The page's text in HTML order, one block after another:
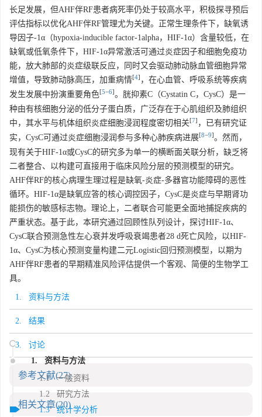
长足发展，但AHF伴RF患者病死率仍处于较高水平，积极探寻预后
评估指标以优化AHF伴RF管理尤为关键。正常生理条件下，缺氧诱
导因子-1α（hypoxia-inducible factor-1alpha，HIF-1α）含量较低，在
缺氧或低氧条件下，HIF-1α异常激活可通过炎症因子和细胞免疫功
能，放大肺部的炎症级联反应，同时又会驱动肺动脉血管细胞异常
增值，导致肺动脉高压，加重病情[4] ，在心血管、呼吸系统等疾病
发生发展中扮演重要角色[5−6]。胱抑素C（Cystatin C，CysC）是一
种由有核细胞分泌的低分子蛋白质，广泛存在于心肌组织及肺组织
中，其水平与机体组织炎症细胞浸润程度密切相关[7] ，已有研究证
实，CysC可通过炎症细胞浸润参与多种心肺疾病进展[8−9]。然而，
现有关于HIF-1α或CysC的研究多为单一的横断面关联分析，缺乏将
二者整合、以构建可直接用于临床风险分层的预测模型的研究。
AHF伴RF的核心病理生理过程是缺氧-炎症-多器官功能障碍的恶性
循环。HIF-1α是缺氧应答的核心调控因子，CysC是炎症与早期肾功
能损伤的敏感标志物。理论上，二者联合可能更全面地捕捉疾病的
严重状态。基于此，本研究通过回顾性队列设计，探讨HIF-1α、
CysC联合预测急性左心衰并发呼吸衰竭患者28 d死亡风险，以HIF-
1α、CysC为核心预测变量构建二元Logistic回归预测模型，以期为
AHF伴RF患者的早期精准风险评估提供一个客观、简便的生物学工
具。
1. 资料与方法
2. 结果
3. 讨论
参考文献(27)
相关文章(20)
1. 资料与方法
1.1 一般资料
1.2 研究方法
1.3 统计学分析